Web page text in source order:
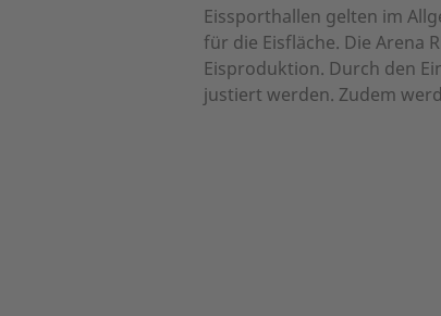
Eissporthallen gelten im
für die Eisfläche. Die Arena
Eisproduktion. Durch den
justiert werden. Zudem